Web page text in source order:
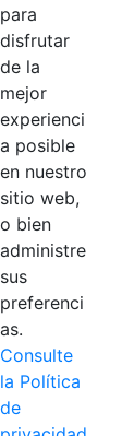
para
disfrutar
de la
mejor
experienci
a posible
en nuestro
sitio web,
o bien
administre
sus
preferenci
as.
Consulte
la Política
de